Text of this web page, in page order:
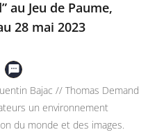
au Jeu de Paume,
28 mai 2023
Bajac // Thomas Demand
un environnement
du monde et des images.